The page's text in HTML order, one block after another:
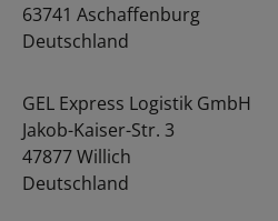
63741 Aschaffenburg
Deutschland
GEL Express Logistik GmbH
Jakob-Kaiser-Str. 3
47877 Willich
Deutschland